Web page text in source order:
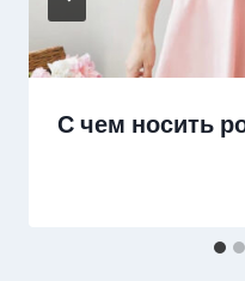
С чем носить